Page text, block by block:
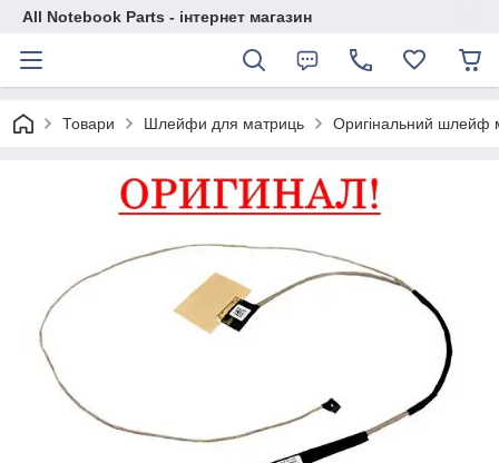
All Notebook Parts - інтернет магазин
Товари Шлейфи для матриць Оригінальний шлейф